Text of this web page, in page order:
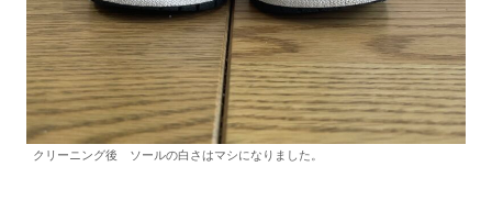
クリーニング後 ソールの白さはマシになりました。